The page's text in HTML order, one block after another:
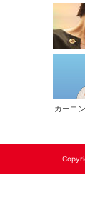
カーコ